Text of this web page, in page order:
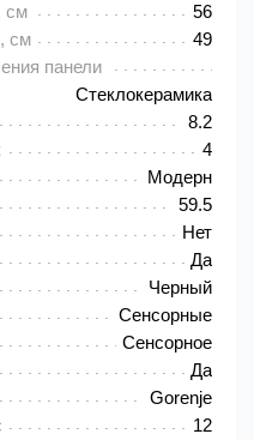
см
56
см
49
панели
Cтеклокерамика
8.2
4
Модерн
59.5
Нет
Да
Черный
Сенсорные
Сенсорное
Да
Gorenje
12